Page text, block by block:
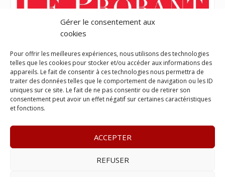
Gérer le consentement aux
cookies
Pour offrir les meilleures expériences, nous utilisons des technologies
telles que les cookies pour stocker et/ou accéder aux informations des
appareils. Le fait de consentir à ces technologies nous permettra de
traiter des données telles que le comportement de navigation ou les ID
uniques sur ce site. Le fait de ne pas consentir ou de retirer son
consentement peut avoir un effet négatif sur certaines caractéristiques
et fonctions.
ACCEPTER
REFUSER
– www.lapostille.fr –